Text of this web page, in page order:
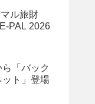
ル旅財
PAL 2026
「バック
ット」登場